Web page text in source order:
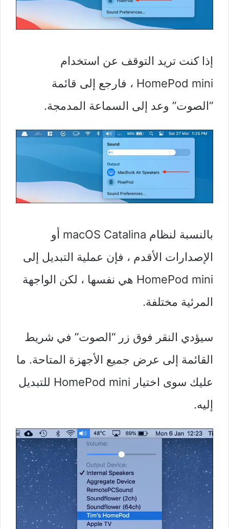
إذا كنت تريد التوقف عن استخدام
HomePod mini ، فارجع إلى قائمة
“الصوت” وعد إلى السماعة المدمجة.
بالنسبة لنظام macOS Catalina أو
الإصدارات الأقدم ، فإن عملية التبديل إلى
HomePod mini هي نفسها ، لكن الواجهة
المرئية مختلفة.
سيؤدي النقر فوق زر “الصوت” في شريط
القائمة إلى عرض جميع الأجهزة المتاحة. ما
عليك سوى اختيار HomePod mini للتبديل
إليه.